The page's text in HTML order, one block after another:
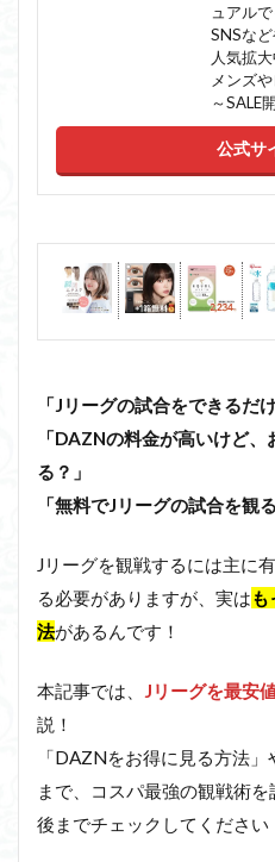
ュアル
SNSな
人気拡
メンズ
～SALE
公式サ
「Jリーグの試合をできるだ
「DAZNの料金が高いけど
る？」
「無料でJリーグの試合を観
Jリーグを観戦するには主に
る必要がありますが、実はも
法があるんです！
本記事では、 Jリーグを最安
説！
「DAZNをお得に見る方法」
まで、コスパ最強の観戦術
後までチェックしてください